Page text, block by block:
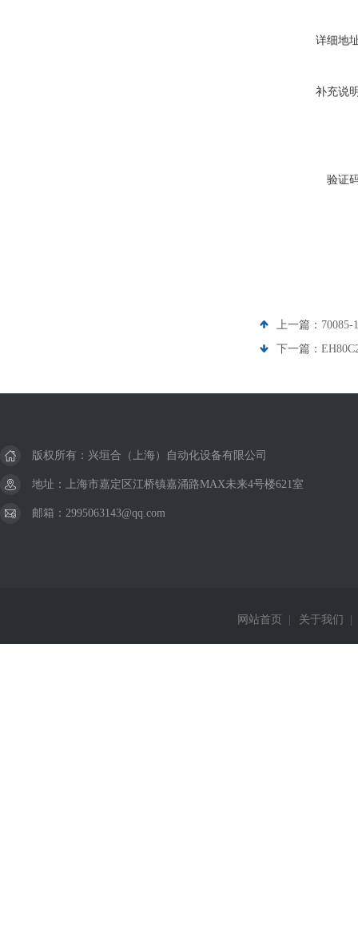
详细地
补充说
验证
上一篇：
下一篇：
版权所有：兴垣合（上海）自动化设备有限公司
地址：上海市嘉定区江桥镇嘉涌路MAX未来4号楼621室
邮箱：2995063143@qq.com
网站首页 关于我们